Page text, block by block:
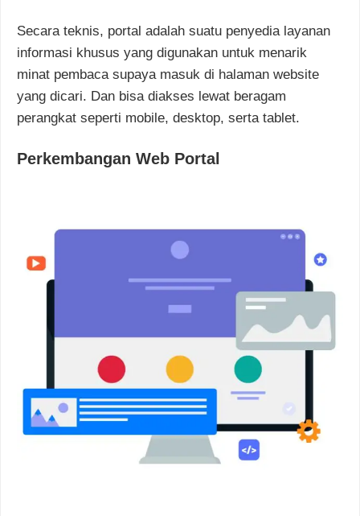
Secara teknis, portal adalah suatu penyedia layanan
informasi khusus yang digunakan untuk menarik
minat pembaca supaya masuk di halaman website
yang dicari. Dan bisa diakses lewat beragam
perangkat seperti mobile, desktop, serta tablet.
Perkembangan Web Portal